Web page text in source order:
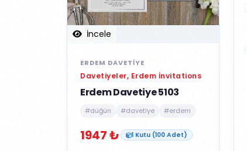
İncele
ERDEM DAVETIYE
Davetiyeler, Erdem İnvitations
Erdem Davetiye 5103
#düğün #davetiye #erdem
1947 ₺ 1 Kutu (100 Adet)